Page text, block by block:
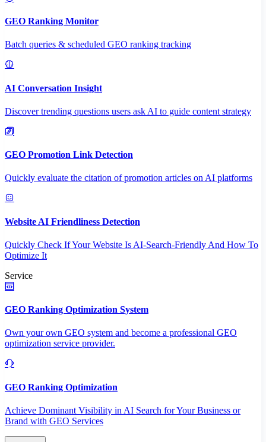
GEO Ranking Monitor
Batch queries & scheduled GEO ranking tracking
AI Conversation Insight
Discover trending questions users ask AI to guide content strategy
GEO Promotion Link Detection
Quickly evaluate the citation of promotion articles on AI platforms
Website AI Friendliness Detection
Quickly Check If Your Website Is AI-Search-Friendly And How To
Optimize It
Service
GEO Ranking Optimization System
Own your own GEO system and become a professional GEO
optimization service provider.
GEO Ranking Optimization
Achieve Dominant Visibility in AI Search for Your Business or
Brand with GEO Services​